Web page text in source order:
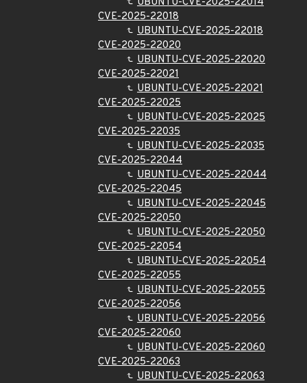
CVE-2025-22018
UBUNTU-CVE-2025-22018
CVE-2025-22020
UBUNTU-CVE-2025-22020
CVE-2025-22021
UBUNTU-CVE-2025-22021
CVE-2025-22025
UBUNTU-CVE-2025-22025
CVE-2025-22035
UBUNTU-CVE-2025-22035
CVE-2025-22044
UBUNTU-CVE-2025-22044
CVE-2025-22045
UBUNTU-CVE-2025-22045
CVE-2025-22050
UBUNTU-CVE-2025-22050
CVE-2025-22054
UBUNTU-CVE-2025-22054
CVE-2025-22055
UBUNTU-CVE-2025-22055
CVE-2025-22056
UBUNTU-CVE-2025-22056
CVE-2025-22060
UBUNTU-CVE-2025-22060
CVE-2025-22063
UBUNTU-CVE-2025-22063